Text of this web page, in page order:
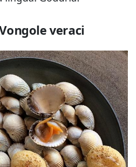
veraci